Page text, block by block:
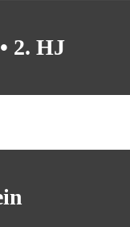
2. HJ